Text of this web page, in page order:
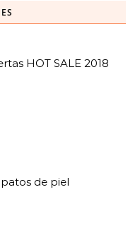
HOT SALE 2018
de piel